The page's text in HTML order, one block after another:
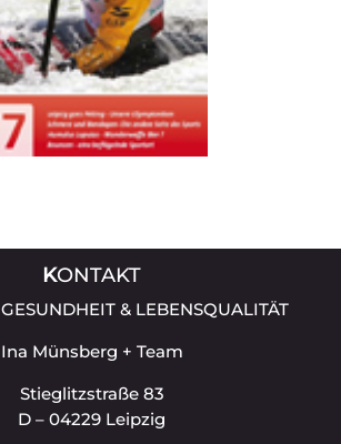
KONTAKT
& LEBENSQUALITÄT
Ina Münsberg + Team
Stieglitzstraße 83
D – 04229 Leipzig